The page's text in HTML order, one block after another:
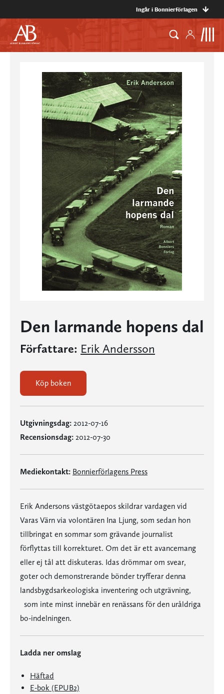
Ingår i Bonnierförlagen
Den larmande hopens dal
Författare: Erik Andersson
Köp boken
Utgivningsdag: 2012-07-16
Recensionsdag: 2012-07-30
Mediekontakt: Bonnierförlagens Press
Erik Andersons västgötaepos skildrar vardagen vid
Varas Värn via volontären Ina Ljung, som sedan hon
tillbringat en sommar som grävande journalist
förflyttas till korrekturet. Om det är ett avancemang
eller ej tål att diskuteras. Idas drömmar om svear,
goter och demonstrerande bönder tryfferar denna
landsbygdsarkeologiska inventering och utgrävning,
som inte minst innebär en renässans för den uråldriga
bo-indelningen.
Ladda ner omslag
Häftad
E-bok (EPUB2)